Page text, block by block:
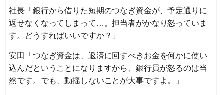
社長「銀行から借りた短期のつなぎ資金が、予定通りに
返せなくなってしまって…。担当者がかなり怒っていま
す。どうすればいいですか？」
安田「つなぎ資金は、返済に回すべきお金を何かに使い
込んだということになりますから、銀行員が怒るのは当
然です。でも、動揺しないことが大事ですよ。」